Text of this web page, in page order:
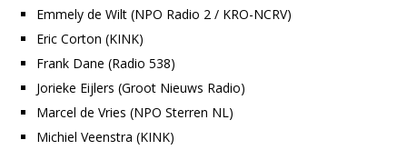
Emmely de Wilt (NPO Radio 2 / KRO-NCRV)
Eric Corton (KINK)
Frank Dane (Radio 538)
Jorieke Eijlers (Groot Nieuws Radio)
Marcel de Vries (NPO Sterren NL)
Michiel Veenstra (KINK)